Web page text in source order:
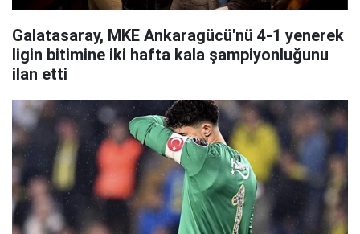
Galatasaray, MKE Ankaragücü'nü 4-1 yenerek
ligin bitimine iki hafta kala şampiyonluğunu
ilan etti